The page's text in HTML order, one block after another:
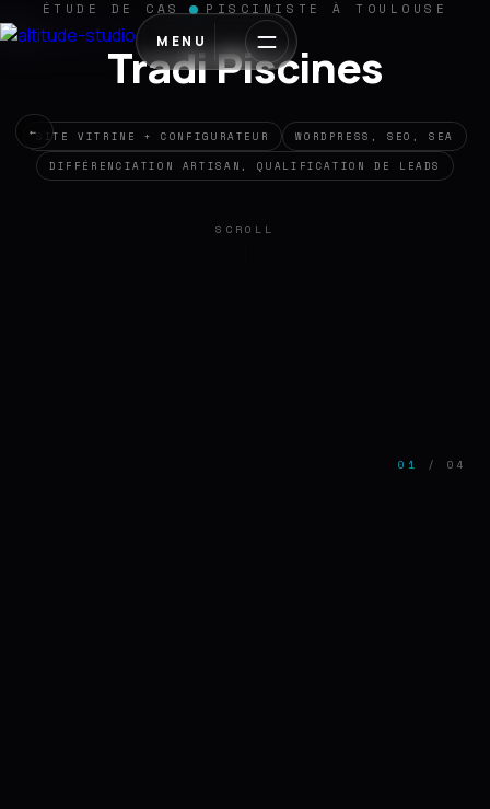
MENU
←
ÉTUDE DE CAS PISCINISTE À TOULOUSE
Tradi Piscines
SITE VITRINE + CONFIGURATEUR WORDPRESS, SEO, SEA
DIFFÉRENCIATION ARTISAN, QUALIFICATION DE LEADS
SCROLL
01 / 04